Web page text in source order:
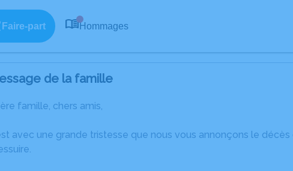
Faire-part Hommages
de la famille
famille, chers amis,
avec une grande tristesse que nous vous annonçons le